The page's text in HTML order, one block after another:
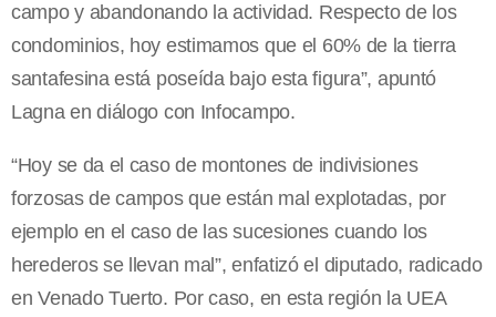
campo y abandonando la actividad. Respecto de los
condominios, hoy estimamos que el 60% de la tierra
santafesina está poseída bajo esta figura”, apuntó
Lagna en diálogo con Infocampo.
“Hoy se da el caso de montones de indivisiones
forzosas de campos que están mal explotadas, por
ejemplo en el caso de las sucesiones cuando los
herederos se llevan mal”, enfatizó el diputado, radicado
en Venado Tuerto. Por caso, en esta región la UEA